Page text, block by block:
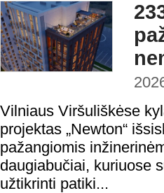
Vilniaus Viršuliškėse
projektas „Newton“
pažangiomis
daugiabučiai, kuriuose
užtikrinti patiki...